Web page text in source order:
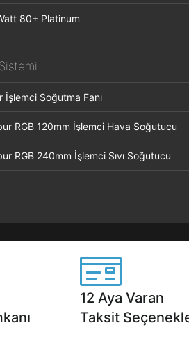
80+ Platinum
İşlemci Soğutma Fanı
RGB 120mm İşlemci Hava Soğutucu
RGB 240mm İşlemci Sıvı Soğutucu
12 Aya Varan
Taksit